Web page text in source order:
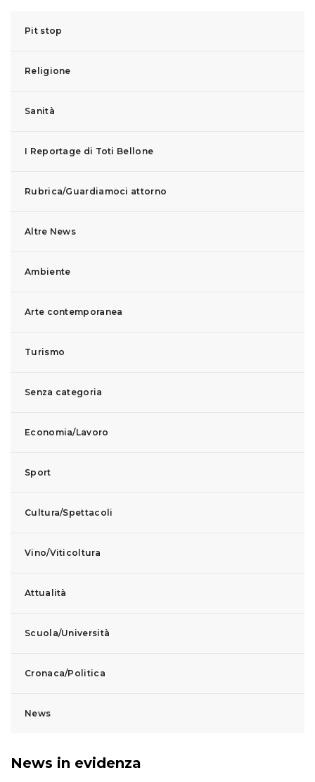
Pit stop
Religione
Sanità
I Reportage di Toti Bellone
Rubrica/Guardiamoci attorno
Altre News
Ambiente
Arte contemporanea
Turismo
Senza categoria
Economia/Lavoro
Sport
Cultura/Spettacoli
Vino/Viticoltura
Attualità
Scuola/Università
Cronaca/Politica
News
News in evidenza